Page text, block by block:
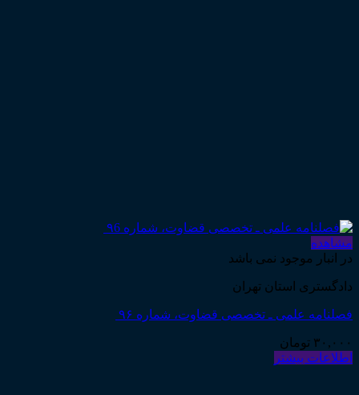
مشاهده
در انبار موجود نمی باشد
دادگستری استان تهران
فصلنامه علمی ـ تخصصی قضاوت، شماره ۹۶
۳۰,۰۰۰ تومان
اطلاعات بیشتر